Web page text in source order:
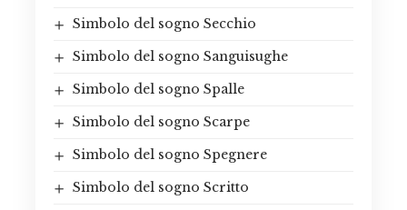
Simbolo del sogno Secchio
Simbolo del sogno Sanguisughe
Simbolo del sogno Spalle
Simbolo del sogno Scarpe
Simbolo del sogno Spegnere
Simbolo del sogno Scritto